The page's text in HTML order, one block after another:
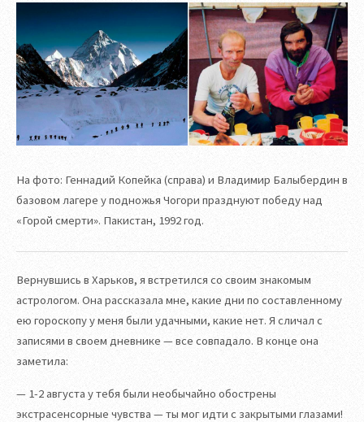
На фото: Геннадий Копейка (справа) и Владимир Балыбердин в
базовом лагере у подножья Чогори празднуют победу над
«Горой смерти». Пакистан, 1992 год.
Вернувшись в Харьков, я встретился со своим знакомым
астрологом. Она рассказала мне, какие дни по составленному
ею гороскопу у меня были удачными, какие нет. Я сличал с
записями в своем дневнике — все совпадало. В конце она
заметила:
— 1-2 августа у тебя были необычайно обострены
экстрасенсорные чувства — ты мог идти с закрытыми глазами!